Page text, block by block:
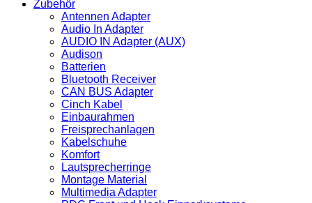
Zubehör
Antennen Adapter
Audio In Adapter
AUDIO IN Adapter (AUX)
Audison
Batterien
Bluetooth Receiver
CAN BUS Adapter
Cinch Kabel
Einbaurahmen
Freisprechanlagen
Kabelschuhe
Komfort
Lautsprecherringe
Montage Material
Multimedia Adapter